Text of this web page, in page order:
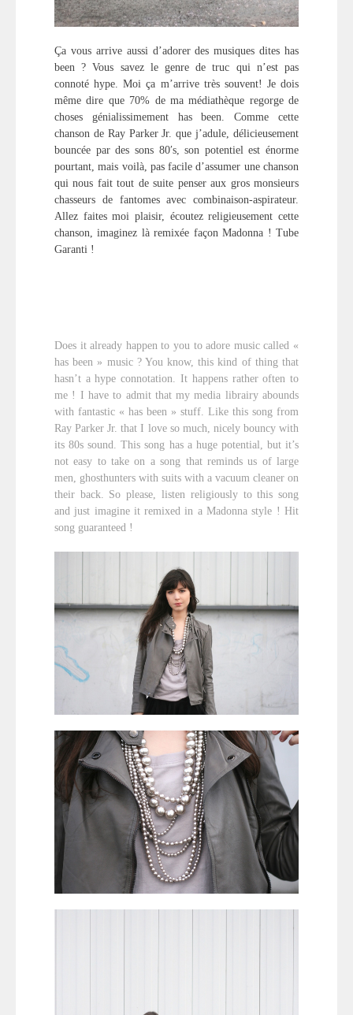
Ça vous arrive aussi d’adorer des musiques dites has
been ? Vous savez le genre de truc qui n’est pas
connoté hype. Moi ça m’arrive très souvent! Je dois
même dire que 70% de ma médiathèque regorge de
choses génialissimement has been. Comme cette
chanson de Ray Parker Jr. que j’adule, délicieusement
bouncée par des sons 80′s, son potentiel est énorme
pourtant, mais voilà, pas facile d’assumer une chanson
qui nous fait tout de suite penser aux gros monsieurs
chasseurs de fantomes avec combinaison-aspirateur.
Allez faites moi plaisir, écoutez religieusement cette
chanson, imaginez là remixée façon Madonna ! Tube
Garanti !
Does it already happen to you to adore music called «
has been » music ? You know, this kind of thing that
hasn’t a hype connotation. It happens rather often to
me ! I have to admit that my media librairy abounds
with fantastic « has been » stuff. Like this song from
Ray Parker Jr. that I love so much, nicely bouncy with
its 80s sound. This song has a huge potential, but it’s
not easy to take on a song that reminds us of large
men, ghosthunters with suits with a vacuum cleaner on
their back. So please, listen religiously to this song
and just imagine it remixed in a Madonna style ! Hit
song guaranteed !